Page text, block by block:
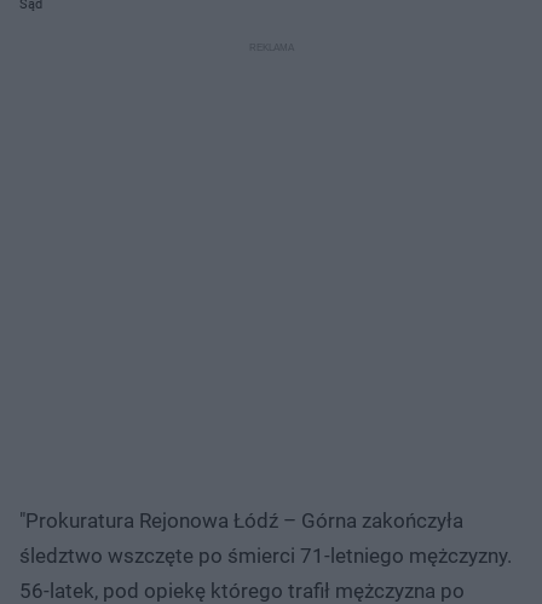
Sąd
"Prokuratura Rejonowa Łódź – Górna zakończyła
śledztwo wszczęte po śmierci 71-letniego mężczyzny.
56-latek, pod opiekę którego trafił mężczyzna po